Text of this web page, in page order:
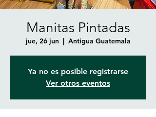
Manitas Pintadas
jue, 26 jun
  |
Antigua Guatemala
Ya no es posible registrarse
Ver otros eventos